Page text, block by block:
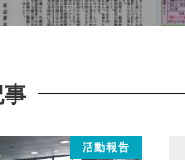
活動報告